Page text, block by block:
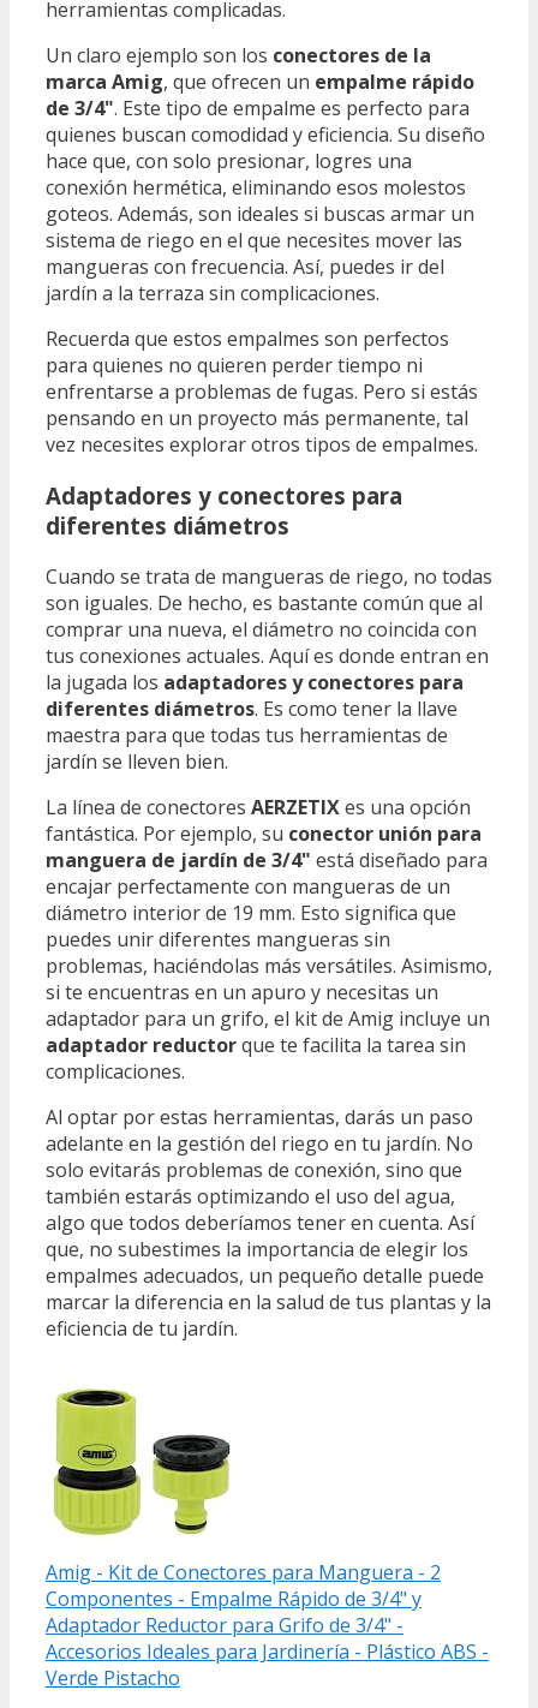
herramientas complicadas.
Un claro ejemplo son los conectores de la
marca Amig, que ofrecen un empalme rápido
de 3/4". Este tipo de empalme es perfecto para
quienes buscan comodidad y eficiencia. Su diseño
hace que, con solo presionar, logres una
conexión hermética, eliminando esos molestos
goteos. Además, son ideales si buscas armar un
sistema de riego en el que necesites mover las
mangueras con frecuencia. Así, puedes ir del
jardín a la terraza sin complicaciones.
Recuerda que estos empalmes son perfectos
para quienes no quieren perder tiempo ni
enfrentarse a problemas de fugas. Pero si estás
pensando en un proyecto más permanente, tal
vez necesites explorar otros tipos de empalmes.
Adaptadores y conectores para
diferentes diámetros
Cuando se trata de mangueras de riego, no todas
son iguales. De hecho, es bastante común que al
comprar una nueva, el diámetro no coincida con
tus conexiones actuales. Aquí es donde entran en
la jugada los adaptadores y conectores para
diferentes diámetros. Es como tener la llave
maestra para que todas tus herramientas de
jardín se lleven bien.
La línea de conectores AERZETIXes una opción
fantástica. Por ejemplo, su conector unión para
manguera de jardín de 3/4" está diseñado para
encajar perfectamente con mangueras de un
diámetro interior de 19 mm. Esto significa que
puedes unir diferentes mangueras sin
problemas, haciéndolas más versátiles. Asimismo,
si te encuentras en un apuro y necesitas un
adaptador para un grifo, el kit de Amig incluye un
adaptador reductorque te facilita la tarea sin
complicaciones.
Al optar por estas herramientas, darás un paso
adelante en la gestión del riego en tu jardín. No
solo evitarás problemas de conexión, sino que
también estarás optimizando el uso del agua,
algo que todos deberíamos tener en cuenta. Así
que, no subestimes la importancia de elegir los
empalmes adecuados, un pequeño detalle puede
marcar la diferencia en la salud de tus plantas y la
eficiencia de tu jardín.
Amig - Kit de Conectores para Manguera - 2
Componentes - Empalme Rápido de 3/4" y
Adaptador Reductor para Grifo de 3/4" -
Accesorios Ideales para Jardinería - Plástico ABS -
Verde Pistacho